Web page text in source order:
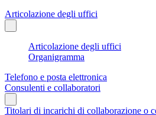
Articolazione degli uffici
Articolazione degli uffici
Organigramma
Telefono e posta elettronica
Consulenti e collaboratori
Titolari di incarichi di collaborazione o